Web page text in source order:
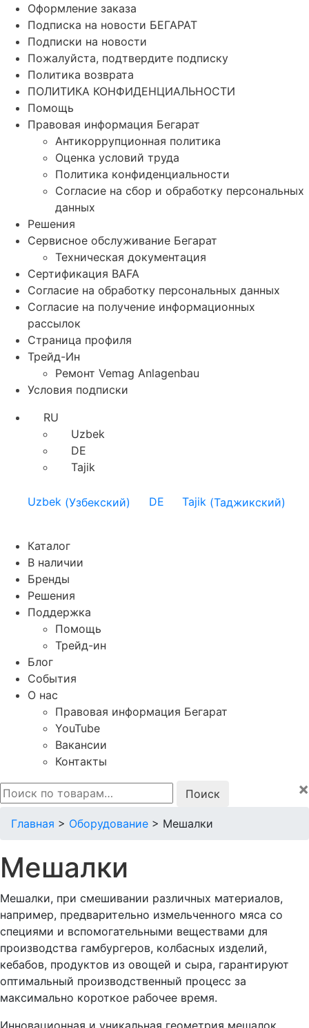
Оформление заказа
Подписка на новости БЕГАРАТ
Подписки на новости
Пожалуйста, подтвердите подписку
Политика возврата
ПОЛИТИКА КОНФИДЕНЦИАЛЬНОСТИ
Помощь
Правовая информация Бегарат
Антикоррупционная политика
Оценка условий труда
Политика конфиденциальности
Согласие на сбор и обработку персональных
данных
Решения
Сервисное обслуживание Бегарат
Техническая документация
Сертификация BAFA
Согласие на обработку персональных данных
Согласие на получение информационных
рассылок
Страница профиля
Трейд-Ин
Ремонт Vemag Anlagenbau
Условия подписки
RU
Uzbek
DE
Tajik
Uzbek (Узбекский) DE Tajik (Таджикский)
Каталог
В наличии
Бренды
Решения
Поддержка
Помощь
Трейд-ин
Блог
События
О нас
Правовая информация Бегарат
YouTube
Вакансии
Контакты
Искать:
×
Главная > Оборудование > Мешалки
Мешалки
Мешалки, при смешивании различных материалов,
например, предварительно измельченного мяса со
специями и вспомогательными веществами для
производства гамбургеров, колбасных изделий,
кебабов, продуктов из овощей и сыра, гарантируют
оптимальный производственный процесс за
максимально короткое рабочее время.